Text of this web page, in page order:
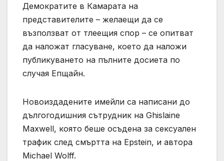
Демократите в Камарата на
представителите – желаещи да се
възползват от тлеещия спор – се опитват
да наложат гласуване, което да наложи
публикуването на пълните досиета по
случая Епщайн.
Новоиздадените имейли са написани до
дългогодишния сътрудник на Ghislaine
Maxwell, която беше осъдена за сексуален
трафик след смъртта на Epstein, и автора
Michael Wolff.